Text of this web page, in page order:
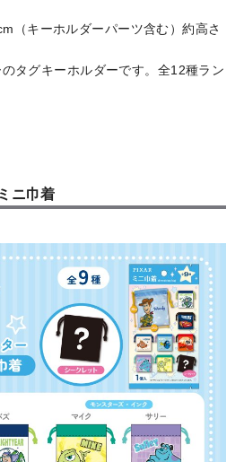
（キーホルダーパーツ含む）約高さ
タグキーホルダーです。全12種ラン
ニ巾着